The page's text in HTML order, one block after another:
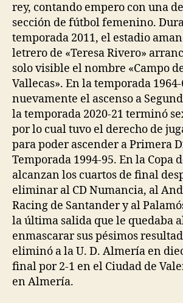
rey, contando empero con una
sección de fútbol femenino.
temporada 2011, el estadio
letrero de «Teresa Rivero»
solo visible el nombre «Campo
Vallecas». En la temporada
nuevamente el ascenso a
la temporada 2020-21 terminó
por lo cual tuvo el derecho de
para poder ascender a Primera
Temporada 1994-95. En la Copa
alcanzan los cuartos de final
eliminar al CD Numancia, al
Racing de Santander y al
la última salida que le quedaba
enmascarar sus pésimos
eliminó a la U. D. Almería en
final por 2-1 en el Ciudad de
en Almería.